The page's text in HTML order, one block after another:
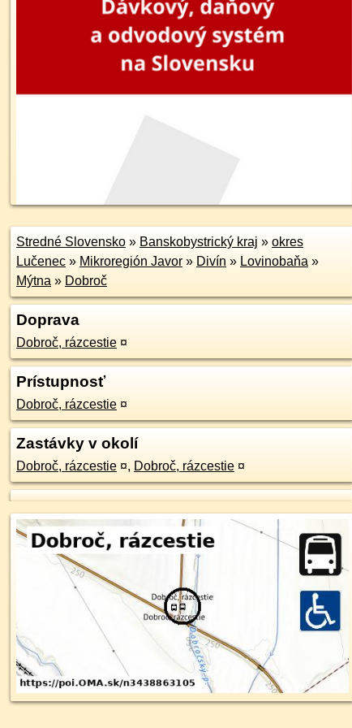
Stredné Slovensko » Banskobystrický kraj » okres
Lučenec » Mikroregión Javor » Divín » Lovinobaňa »
Mýtna » Dobroč
Doprava
Dobroč, rázcestie ¤
Prístupnosť
Dobroč, rázcestie ¤
Zastávky v okolí
Dobroč, rázcestie ¤, Dobroč, rázcestie ¤